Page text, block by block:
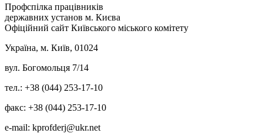
Профспілка працівників
державних установ м. Києва
Офіційний сайт Київського міського комітету
Україна, м. Київ, 01024
вул. Богомольця 7/14
тел.: +38 (044) 253-17-10
факс: +38 (044) 253-17-10
e-mail: kprofderj@ukr.net